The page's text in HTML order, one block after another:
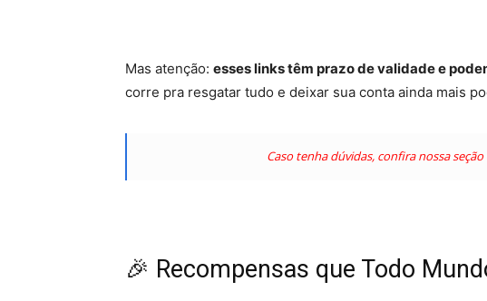
Mas atenção: esses links têm prazo de validade e
corre pra resgatar tudo e deixar sua conta ainda mais
Caso tenha dúvidas, confira nossa seção
🎉 Recompensas que Todo